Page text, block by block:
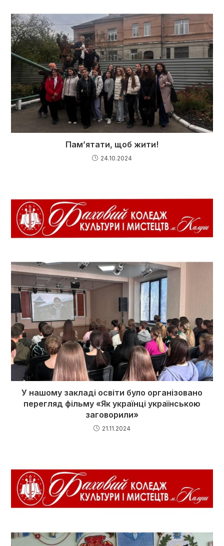
Пам’ятати, щоб жити!
24.10.2024
У нашому закладі освіти було організовано
перегляд фільму «Як українці українською
заговорили»
21.11.2024